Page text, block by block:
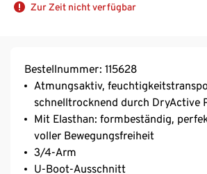
Zur Zeit nicht verfügbar
Bestellnummer: 115628
Atmungsaktiv,
schnelltrocknend durch DryActive
Mit Elasthan: formbeständig,
voller Bewegungsfreiheit
3/4-Arm
U-Boot-Ausschnitt